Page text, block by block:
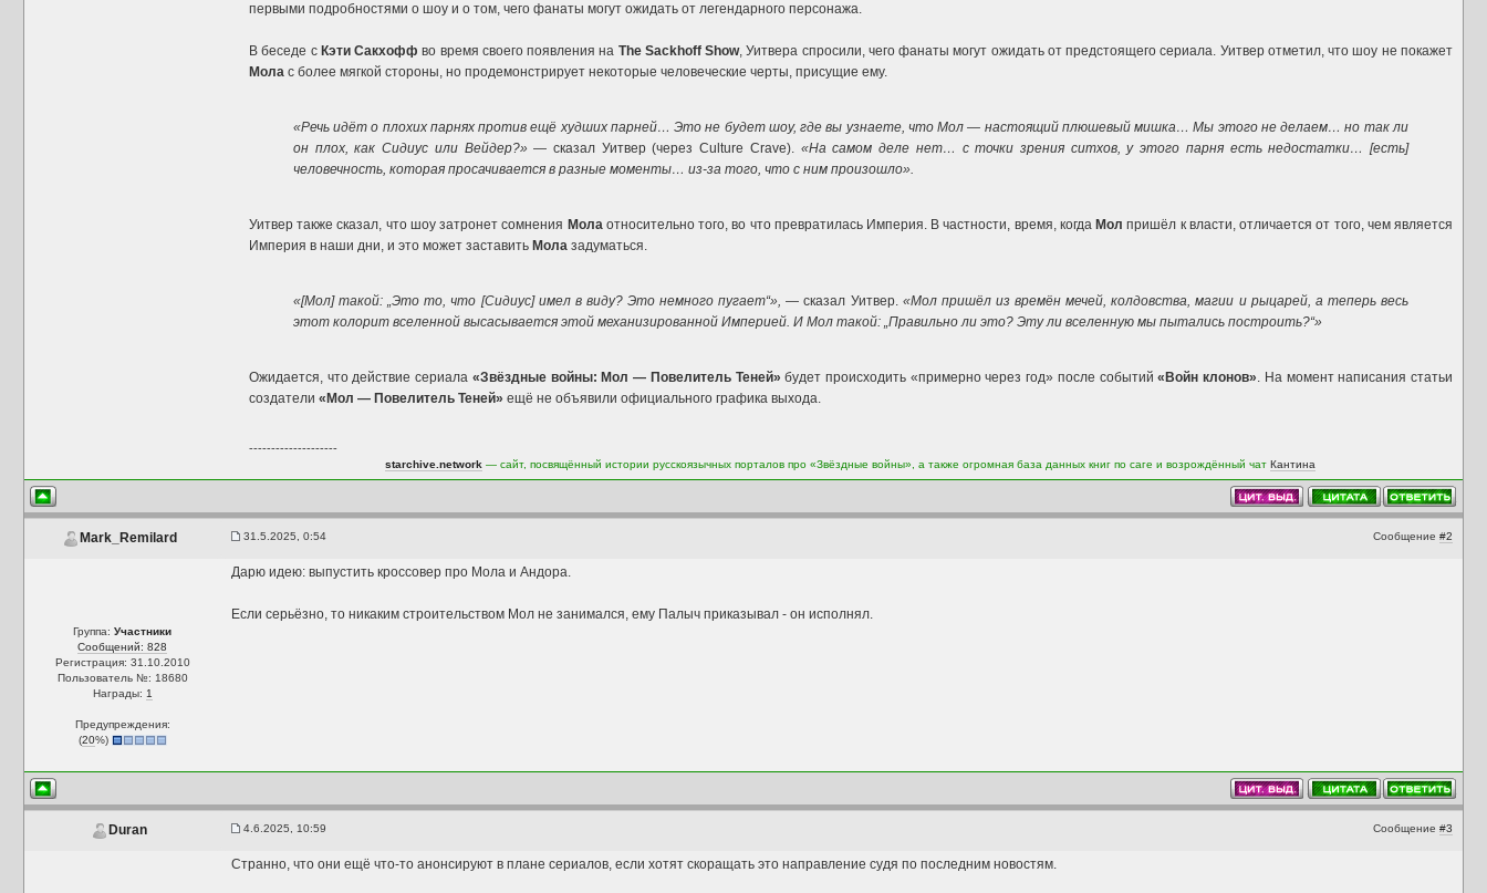
первыми подробностями о шоу и о том, чего фанаты могут ожидать от легендарного персонажа.
В беседе с Кэти Сакхофф во время своего появления на The Sackhoff Show, Уитвера спросили, чего фанаты могут ожидать от предстоящего сериала. Уитвер отметил, что шоу не покажет
Молас более мягкой стороны, но продемонстрирует некоторые человеческие черты, присущие ему.
«Речь идёт о плохих парнях против ещё худших парней… Это не будет шоу, где вы узнаете, что Мол — настоящий плюшевый мишка… Мы этого не делаем… но так ли
он плох, как Сидиус или Вейдер?» — сказал Уитвер (через Culture Crave). «На самом деле нет… с точки зрения ситхов, у этого парня есть недостатки… [есть]
человечность, которая просачивается в разные моменты… из-за того, что с ним произошло».
Уитвер также сказал, что шоу затронет сомнения Молаотносительно того, во что превратилась Империя. В частности, время, когда Мол пришёл к власти, отличается от того, чем является
Империя в наши дни, и это может заставить Молазадуматься.
«[Мол] такой: „Это то, что [Сидиус] имел в виду? Это немного пугает“», — сказал Уитвер. «Мол пришёл из времён мечей, колдовства, магии и рыцарей, а теперь весь
этот колорит вселенной высасывается этой механизированной Империей. И Мол такой: „Правильно ли это? Эту ли вселенную мы пытались построить?“»
Ожидается, что действие сериала «Звёздные войны: Мол — Повелитель Теней» будет происходить «примерно через год» после событий«Войн клонов». На момент написания статьи
создатели «Мол — Повелитель Теней» ещё не объявили официального графика выхода.
--------------------
starchive.network — сайт, посвящённый истории русскоязычных порталов про «Звёздные войны», а также огромная база данных книг по саге и возрождённый чатКантина
Mark_Remilard 31.5.2025, 0:54 Сообщение #2
Группа:Участники
Сообщений: 828
Регистрация: 31.10.2010
Пользователь №: 18680
Награды: 1
Предупреждения:
(20%)
Дарю идею: выпустить кроссовер про Мола и Андора.
Если серьёзно, то никаким строительством Мол не занимался, ему Палыч приказывал - он исполнял.
Duran 4.6.2025, 10:59 Сообщение #3
Странно, что они ещё что-то анонсируют в плане сериалов, если хотят скоращать это направление судя по последним новостям.